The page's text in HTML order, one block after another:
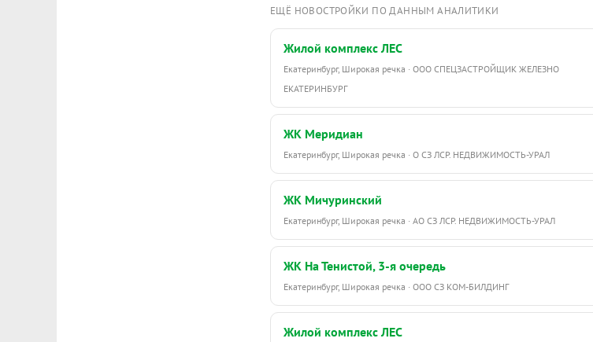
ЕЩЁ НОВОСТРОЙКИ ПО ДАННЫМ АНАЛИТИКИ
Жилой комплекс ЛЕС
Екатеринбург, Широкая речка · ООО СПЕЦЗАСТРОЙЩИК ЖЕЛЕЗНО
ЕКАТЕРИНБУРГ
ЖК Меридиан
Екатеринбург, Широкая речка · О СЗ ЛСР. НЕДВИЖИМОСТЬ-УРАЛ
ЖК Мичуринский
Екатеринбург, Широкая речка · АО СЗ ЛСР. НЕДВИЖИМОСТЬ-УРАЛ
ЖК На Тенистой, 3-я очередь
Екатеринбург, Широкая речка · ООО СЗ КОМ-БИЛДИНГ
Жилой комплекс ЛЕС